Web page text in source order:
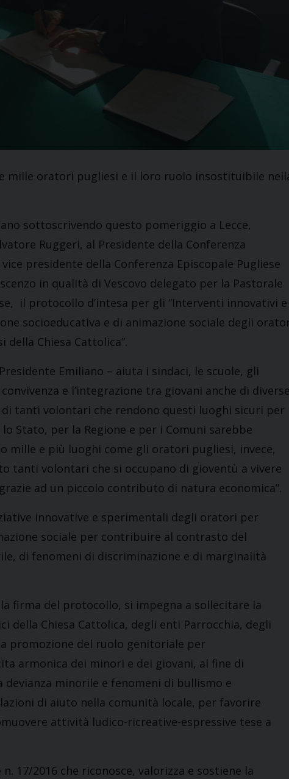
mille oratori pugliesi e il loro ruolo insostituibile
sottoscrivendo questo pomeriggio a Lecce,
Ruggeri, al Presidente della Conferenza
presidente della Conferenza Episcopale Pugliese
in qualità di Vescovo delegato per la Pastorale
il protocollo d’intesa per gli “Interventi innovativi e
socioeducativa e di animazione sociale degli
Chiesa Cattolica”.
Emiliano – aiuta i sindaci, le scuole, gli
e l’integrazione tra giovani anche di
tanti volontari che rendono questi luoghi sicuri per
Stato, per la Regione e per i Comuni sarebbe
mille e più luoghi come gli oratori pugliesi, invece,
tanti volontari che si occupano di gioventù a vivere
ad un piccolo contributo di natura economica”.
innovative e sperimentali degli oratori per
sociale per contribuire al contrasto del
di fenomeni di discriminazione e di marginalità
firma del protocollo, si impegna a sollecitare la
della Chiesa Cattolica, degli enti Parrocchia, degli
del ruolo genitoriale per
armonica dei minori e dei giovani, al fine di
minorile e fenomeni di bullismo e
di aiuto nella comunità locale, per favorire
attività ludico-ricreative-espressive tese a
17/2016 che riconosce, valorizza e sostiene la